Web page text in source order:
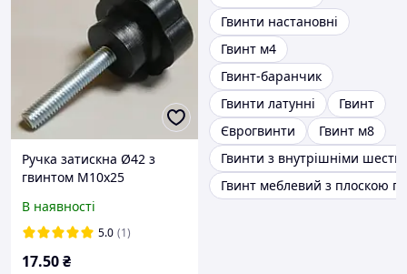
Ручка затискна Ø42 з
гвинтом М10х25
В наявності
5.0 (1)
17.50₴
Гвинти настановні
Гвинт м4
Гвинт-баранчик
Гвинти латунні
Гвинт
Єврогвинти
Гвинт м8
Гвинти з внутрішніми
Гвинт меблевий з плоскою